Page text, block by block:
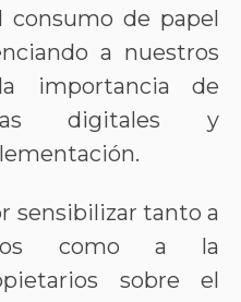
de papel
a nuestros
importancia de
digitales y
sensibilizar tanto a
como a la
sobre el